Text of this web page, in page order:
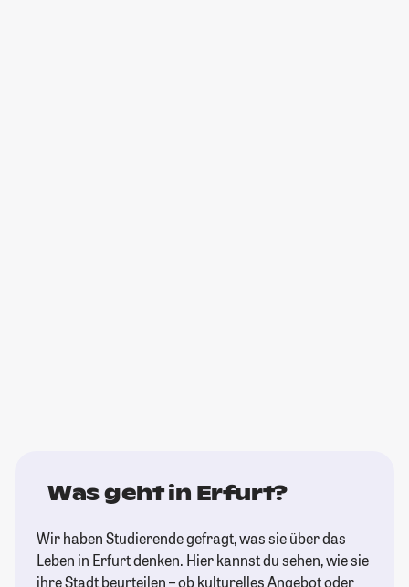
Was geht in Erfurt?
Wir haben Studierende gefragt, was sie über das
Leben in Erfurt denken. Hier kannst du sehen, wie sie
ihre Stadt beurteilen – ob kulturelles Angebot oder